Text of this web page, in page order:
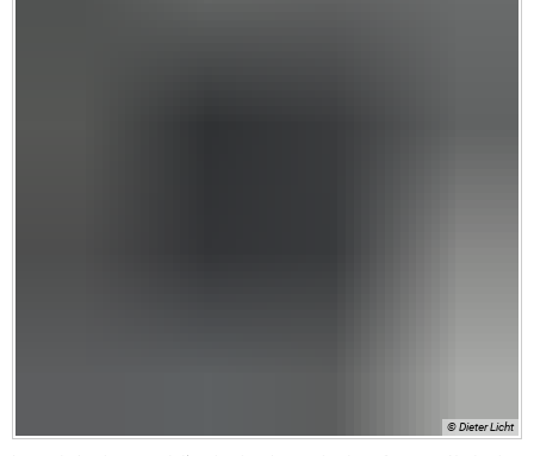
© Dieter Licht